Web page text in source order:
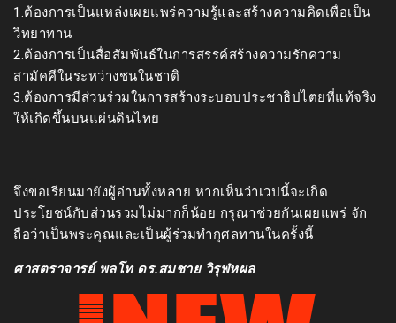
1.ต้องการเป็นแหล่งเผยแพร่ความรู้และสร้างความคิดเพื่อเป็น
วิทยาทาน
2.ต้องการเป็นสื่อสัมพันธ์ในการสรรค์สร้างความรักความ
สามัคคีในระหว่างชนในชาติ
3.ต้องการมีส่วนร่วมในการสร้างระบอบประชาธิปไตยที่แท้จริง
ให้เกิดขึ้นบนแผ่นดินไทย
จึงขอเรียนมายังผู้อ่านทั้งหลาย หากเห็นว่าเวปนี้จะเกิด
ประโยชน์กับส่วนรวมไม่มากก็น้อย กรุณาช่วยกันเผยแพร่ จัก
ถือว่าเป็นพระคุณและเป็นผู้ร่วมทำกุศลทานในครั้งนี้
ศาสตราจารย์ พลโท ดร.สมชาย วิรุฬหผล